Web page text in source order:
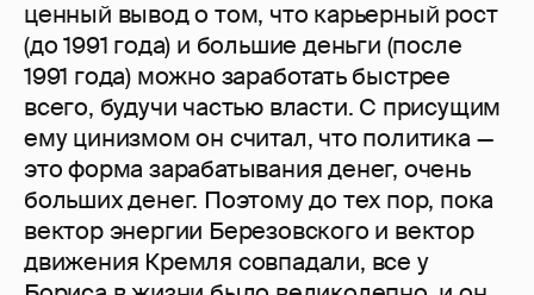
ценный вывод о том, что карьерный рост
(до 1991 года) и большие деньги (после
1991 года) можно заработать быстрее
всего, будучи частью власти. С присущим
ему цинизмом он считал, что политика —
это форма зарабатывания денег, очень
больших денег. Поэтому до тех пор, пока
вектор энергии Березовского и вектор
движения Кремля совпадали, все у